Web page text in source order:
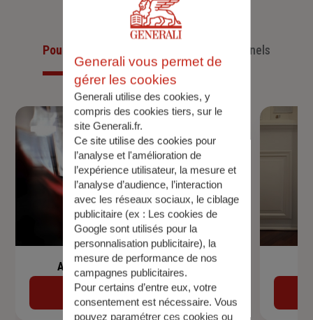
Pour les particuliers Pour les professionnels
Assurance de prêt immobilier
Découvrir
Generali vous permet de
gérer les cookies
Generali utilise des cookies, y
compris des cookies tiers, sur le
site Generali.fr.
Ce site utilise des cookies pour
l’analyse et l'amélioration de
l’expérience utilisateur, la mesure et
l’analyse d’audience, l’interaction
avec les réseaux sociaux, le ciblage
publicitaire (ex : Les cookies de
Google sont utilisés pour la
personnalisation publicitaire), la
mesure de performance de nos
campagnes publicitaires.
Pour certains d’entre eux, votre
consentement est nécessaire. Vous
pouvez paramétrer ces cookies ou